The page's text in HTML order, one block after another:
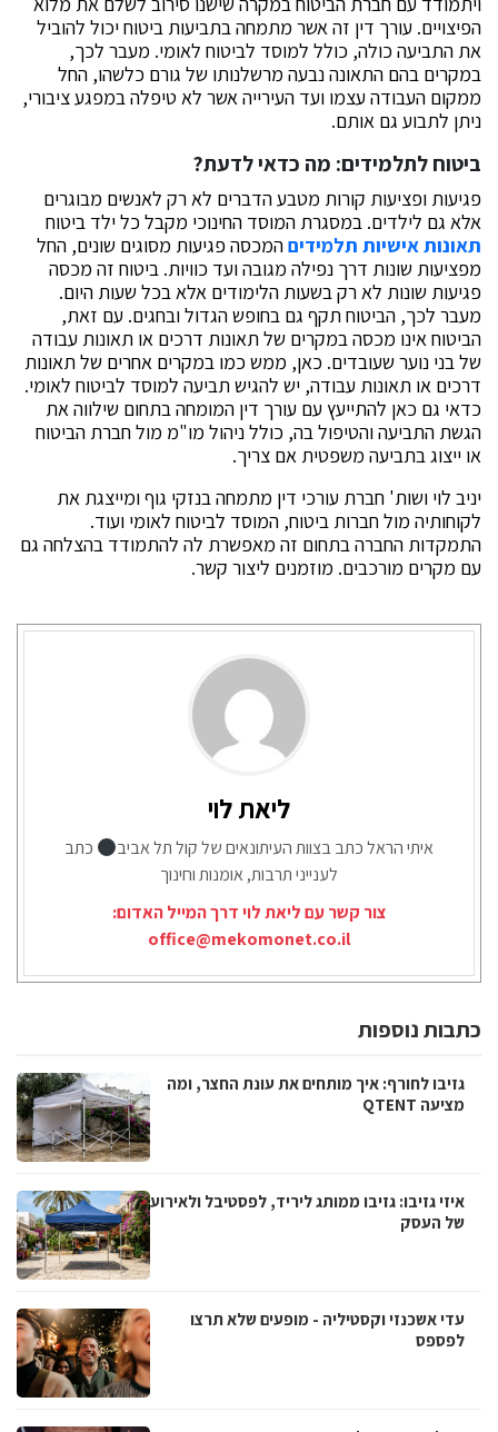
הפיצויים. עורך דין זה אשר מתמחה בתביעות ביטוח יכול להוביל
את התביעה כולה, כולל למוסד לביטוח לאומי. מעבר לכך,
במקרים בהם התאונה נבעה מרשלנותו של גורם כלשהו, החל
ממקום העבודה עצמו ועד העירייה אשר לא טיפלה במפגע ציבורי,
ניתן לתבוע גם אותם.
ביטוח לתלמידים: מה כדאי לדעת?
פגיעות ופציעות קורות מטבע הדברים לא רק לאנשים מבוגרים
אלא גם לילדים. במסגרת המוסד החינוכי מקבל כל ילד ביטוח
תאונות אישיות תלמידיםהמכסה פגיעות מסוגים שונים, החל
מפציעות שונות דרך נפילה מגובה ועד כוויות. ביטוח זה מכסה
פגיעות שונות לא רק בשעות הלימודים אלא בכל שעות היום.
מעבר לכך, הביטוח תקף גם בחופש הגדול ובחגים. עם זאת,
הביטוח אינו מכסה במקרים של תאונות דרכים או תאונות עבודה
של בני נוער שעובדים. כאן, ממש כמו במקרים אחרים של תאונות
דרכים או תאונות עבודה, יש להגיש תביעה למוסד לביטוח לאומי.
כדאי גם כאן להתייעץ עם עורך דין המומחה בתחום שילווה את
הגשת התביעה והטיפול בה, כולל ניהול מו"מ מול חברת הביטוח
או ייצוג בתביעה משפטית אם צריך.
יניב לוי ושות' חברת עורכי דין מתמחה בנזקי גוף ומייצגת את
לקוחותיה מול חברות ביטוח, המוסד לביטוח לאומי ועוד.
התמקדות החברה בתחום זה מאפשרת לה להתמודד בהצלחה גם
עם מקרים מורכבים. מוזמנים ליצור קשר.
ליאת לוי
איתי הראל כתב בצוות העיתונאים של קול תל אביב
כתב
לענייני תרבות, אומנות וחינוך
צור קשר עם ליאת לוי דרך המייל האדום:
office@mekomonet.co.il
כתבות נוספות
גזיבו לחורף: איך מותחים את עונת החצר, ומה
מציעה QTENT
איזי גזיבו: גזיבו ממותג ליריד, לפסטיבל ולאירוע
של העסק
עדי אשכנזי וקסטיליה - מופעים שלא תרצו
לפספס